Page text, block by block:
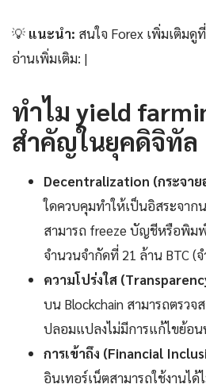
💡 แนะนำ: สนใจ Forex เพิ่มเติมดูที่
อ่านเพิ่มเติม: |
ทำไม yield
สำคัญในยุคดิจิทัล
Decentralization (กระจาย
ใดควบคุมทำให้เป็นอิสระจาก
สามารถ freeze บัญชีหรือพิม
จำนวนจำกัดที่ 21 ล้าน BTC (จ
ความโปร่งใส
บน Blockchain สามารถตรวจ
ปลอมแปลงไม่มีการแก้ไขย้อน
การเข้าถึง (Financial
อินเทอร์เน็ตสามารถใช้งานไ